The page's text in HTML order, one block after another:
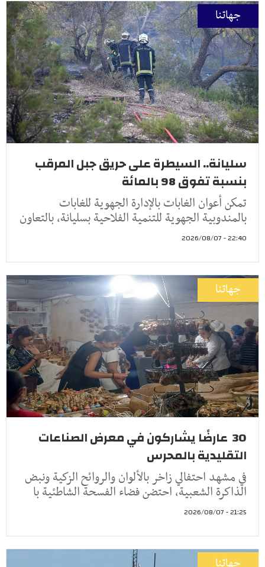
جهاتنا
سليانة.. السيطرة على حريق جبل المرقب
بنسبة تفوق 98 بالمائة
تمكن أعوان الغابات بالإدارة الجهوية للغابات
بالمندوبية الجهوية للتنمية الفلاحية بسليانة، بالتعاون
22:40 - 2026/08/07
جهاتنا
30 عارضًا يشاركون في معرض الصناعات
التقليدية بالمحرس
في مشهد احتفالي زاخر بالألوان والروائح الزكية ونبض
الذاكرة الشعبية، احتضن فضاء الفسحة الشاطئية با
21:25 - 2026/08/07